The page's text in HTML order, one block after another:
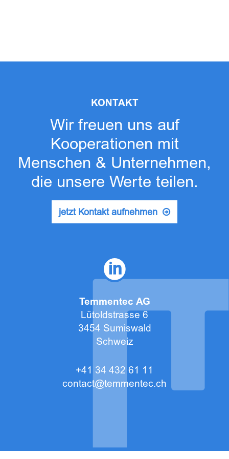
KONTAKT
Wir freuen uns auf
Kooperationen mit
Menschen & Unternehmen,
die unsere Werte teilen.
jetzt Kontakt aufnehmen
Temmentec AG
Lütoldstrasse 6
3454 Sumiswald
Schweiz
+41 34 432 61 11
contact@temmentec.ch